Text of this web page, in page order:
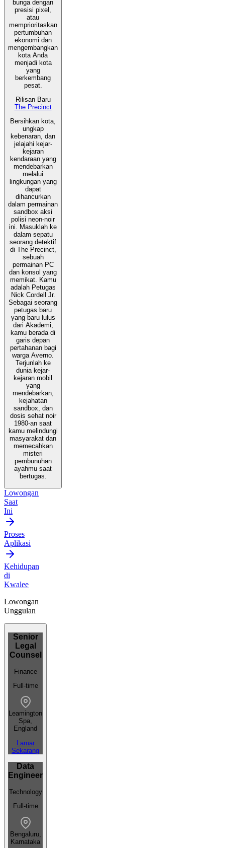
bunga dengan
presisi pixel,
atau
memprioritaskan
pertumbuhan
ekonomi dan
mengembangkan
kota Anda
menjadi kota
yang
berkembang
pesat.
Rilisan Baru
The Precinct
Bersihkan kota,
ungkap
kebenaran, dan
jelajahi kejar-
kejaran
kendaraan yang
mendebarkan
melalui
lingkungan yang
dapat
dihancurkan
dalam permainan
sandbox aksi
polisi neon-noir
ini. Masuklah ke
dalam sepatu
seorang detektif
di The Precinct,
sebuah
permainan PC
dan konsol yang
memikat. Kamu
adalah Petugas
Nick Cordell Jr.
Sebagai seorang
petugas baru
yang baru lulus
dari Akademi,
kamu berada di
garis depan
pertahanan bagi
warga Averno.
Terjunlah ke
dunia kejar-
kejaran mobil
yang
mendebarkan,
kejahatan
sandbox, dan
dosis sehat noir
1980-an saat
kamu melindungi
masyarakat dan
memecahkan
misteri
pembunuhan
ayahmu saat
bertugas.
Lowongan
Saat
Ini
Proses
Aplikasi
Kehidupan
di
Kwalee
Lowongan
Unggulan
Senior
Legal
Counsel
Finance
Full-time
Leamington
Spa,
England
Lamar
Sekarang
Data
Engineer
Technology
Full-time
Bengaluru,
Karnataka